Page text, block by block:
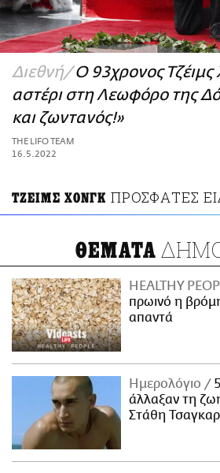
ΑΜΠΑ
PRINT
Διεθνή Ο 93χρονος Τζέιμς
αστέρι στη Λεωφόρο της
και ζωντανός!»
THE LIFO TEAM
16.5.2022
ΤΖΕΙΜΣ ΧΟΝΓΚ ΠΡΟΣΦΑΤΕΣ
ΘΕΜΑΤΑ
HEALTHY
πρωινό η
απαντά
Ημερολόγιο
άλλαξαν τη
Στάθη